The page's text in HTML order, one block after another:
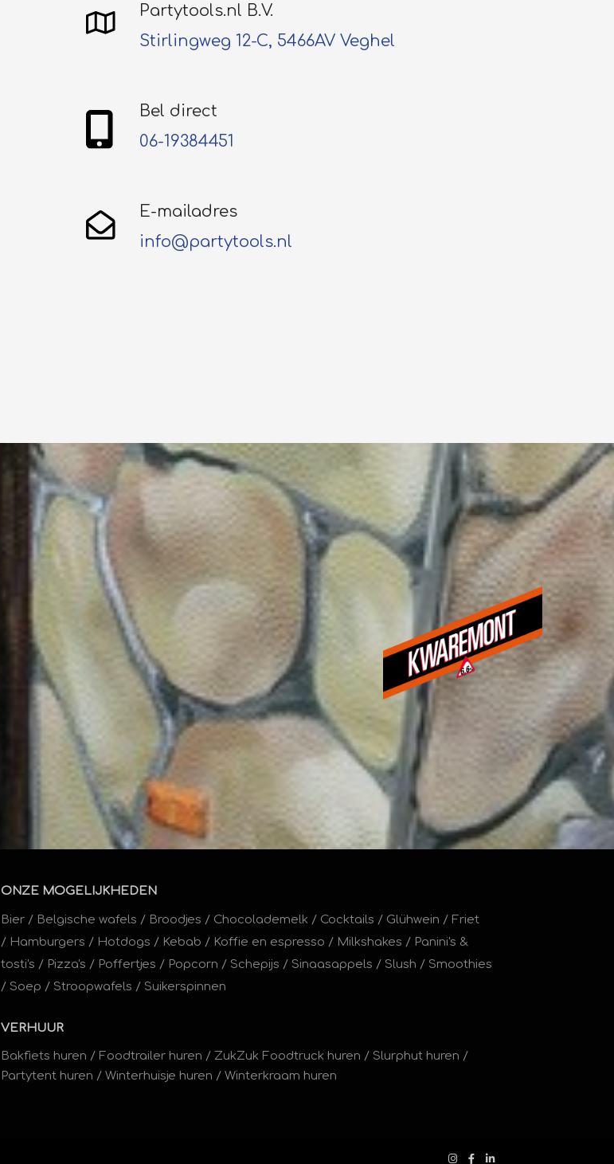
Partytools.nl B.V.
Stirlingweg 12-C, 5466AV Veghel
Bel direct
06-19384451
E-mailadres
info@partytools.nl
ONZE MOGELIJKHEDEN
Bier/ Belgische wafels / Broodjes / Chocolademelk / Cocktails / Glühwein / Friet
/ Hamburgers / Hotdogs / Kebab / Koffie en espresso / Milkshakes / Panini's &
tosti's / Pizza's / Poffertjes / Popcorn / Schepijs / Sinaasappels / Slush / Smoothies
/ Soep / Stroopwafels / Suikerspinnen
VERHUUR
Bakfiets huren / Foodtrailer huren / ZukZuk Foodtruck huren / Slurphut huren /
Partytent huren / Winterhuisje huren / Winterkraam huren